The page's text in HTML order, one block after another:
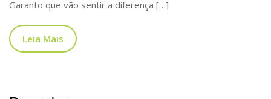
Garanto que vão sentir a diferença […]
Leia Mais